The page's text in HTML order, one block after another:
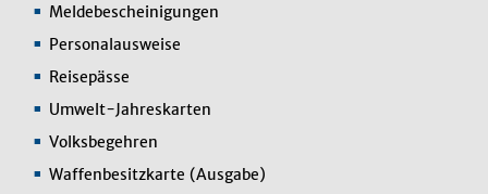
Meldebescheinigungen
Personalausweise
Reisepässe
Umwelt-Jahreskarten
Volksbegehren
Waffenbesitzkarte (Ausgabe)